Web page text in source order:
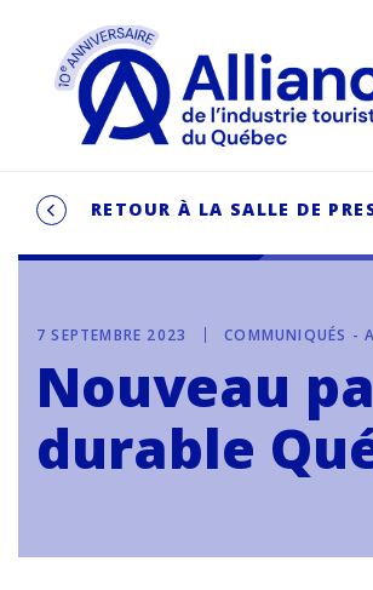
RETOUR À LA SALLE DE
7 SEPTEMBRE 2023 COMMUNIQUÉS -
Nouveau
durable